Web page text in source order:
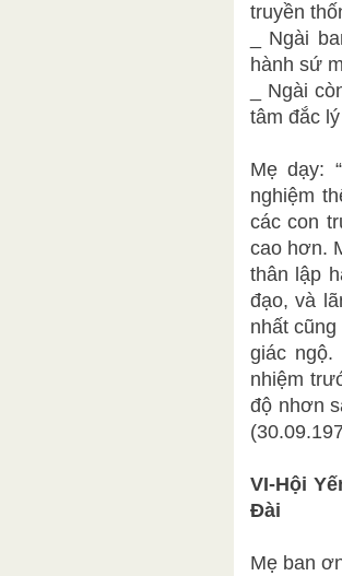
truyền
_ Ngài
hành sứ
_ Ngài
tâm đắc
Mẹ dạy:
nghiệm
các con
cao hơn.
thân lập
đạo, và
nhất
giác
nhiệm
độ nhơn
VI-Hội
Đài
Mẹ ban